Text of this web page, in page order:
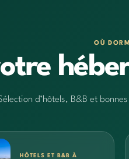
OÙ
d’hôtels, B&B et
HÔTELS ET B&B À